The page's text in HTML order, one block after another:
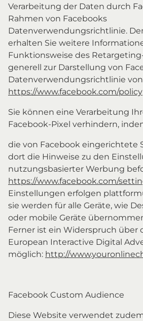
Verarbeitung der Daten durch
Rahmen von Facebooks
Datenverwendungsrichtlinie.
erhalten Sie weitere
Funktionsweise des
generell zur Darstellung von
Datenverwendungsrichtlinie
https://www.facebook.com/policy
Sie können eine Verarbeitung
Facebook-Pixel verhindern,
die von Facebook eingerichtete
dort die Hinweise zu den
nutzungsbasierter Werbung
https://www.facebook.com/
Einstellungen erfolgen
sie werden für alle Geräte, wie
oder mobile Geräte
Ferner ist ein Widerspruch über
European Interactive Digital
möglich: http://
Facebook Custom Audience
Diese Website verwendet